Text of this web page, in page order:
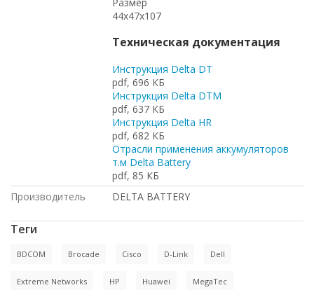
44x47x107
Техническая документация
Инструкция Delta DT
pdf, 696 КБ
Инструкция Delta DTM
pdf, 637 КБ
Инструкция Delta HR
pdf, 682 КБ
Отрасли применения аккумуляторов
т.м Delta Battery
pdf, 85 КБ
Производитель
DELTA BATTERY
Теги
BDCOM Brocade Cisco D-Link Dell
Extreme Networks HP Huawei MegaTec